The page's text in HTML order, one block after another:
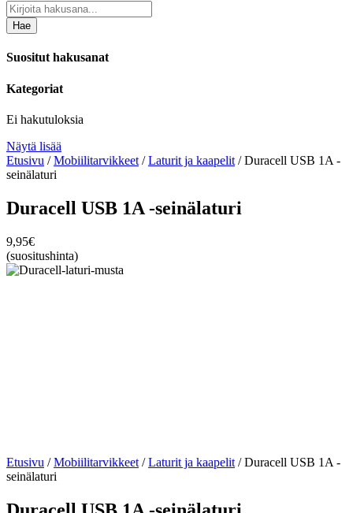
Hae
Suositut hakusanat
Kategoriat
Ei hakutuloksia
Näytä lisää
Etusivu /Mobiilitarvikkeet /Laturit ja kaapelit / Duracell USB 1A -
seinälaturi
Duracell USB 1A -seinälaturi
9,95€
(suositushinta)
Etusivu /Mobiilitarvikkeet /Laturit ja kaapelit / Duracell USB 1A -
seinälaturi